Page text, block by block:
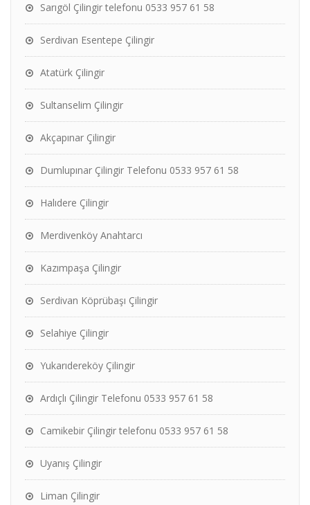
Sarıgöl Çilingir telefonu 0533 957 61 58
Serdivan Esentepe Çilingir
Atatürk Çilingir
Sultanselim Çilingir
Akçapınar Çilingir
Dumlupınar Çilingir Telefonu 0533 957 61 58
Halıdere Çilingir
Merdivenköy Anahtarcı
Kazımpaşa Çilingir
Serdivan Köprübaşı Çilingir
Selahiye Çilingir
Yukarıdereköy Çilingir
Ardıçlı Çilingir Telefonu 0533 957 61 58
Camikebir Çilingir telefonu 0533 957 61 58
Uyanış Çilingir
Liman Çilingir